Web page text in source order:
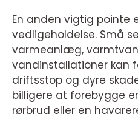
En anden vigtig pointe
vedligeholdelse. Små
varmeanlæg,
vandinstallationer kan
driftsstop og dyre
billigere at forebygge
rørbrud eller en